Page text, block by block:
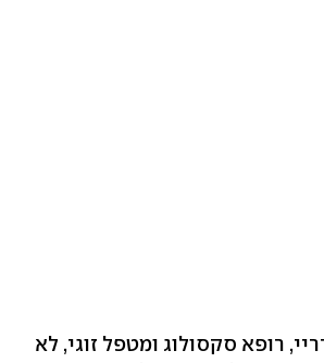
רופא סקסולוג ומטפל זוגי, לא